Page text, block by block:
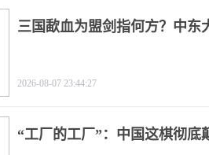
三国歃血为盟剑指何方？中东
2026-08-07 23:44:27
“工厂的工厂”：中国这棋彻底